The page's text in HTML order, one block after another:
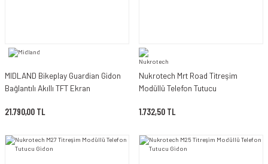
MIDLAND Bikeplay Guardian Gidon
Bağlantılı Akıllı TFT Ekran
21.790,00 TL
Nukrotech Mrt Road Titreşim
Modüllü Telefon Tutucu
1.732,50 TL